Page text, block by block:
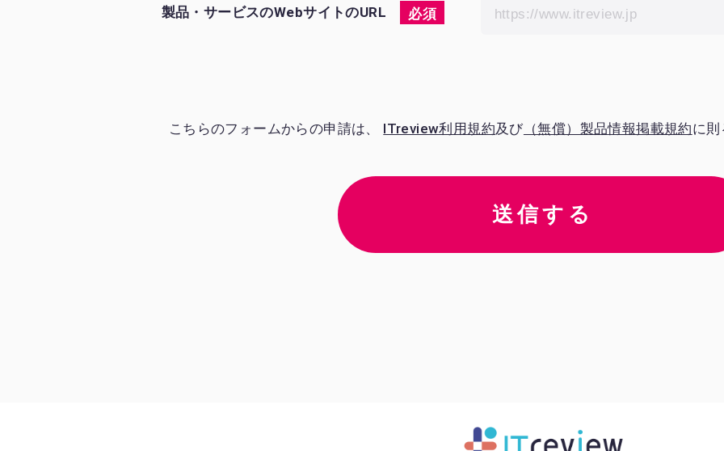
製品・サービスのWebサイトのURL 必須
こちらのフォームからの申請は、 ITreview利⽤規約及び （無償）製品情報掲載規約に